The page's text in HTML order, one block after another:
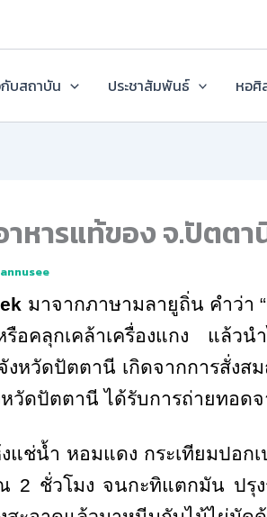
บสถาบัน ประชาสัมพันธ์ หอ
าหารแท้ของ จ.ปัต
มาจากภาษามลายูถิ่น คำว่า “
อคลุกเคล้าเครื่องแกง แล้
หวัดปัตตานี เกิดจากการสั่ง
วัดปัตตานี ได้รับการถ่ายทอด
ำ หอมแดง กระเทียมปอกเป
2 ชั่วโมง จนกะทิแตกมัน ปรุ